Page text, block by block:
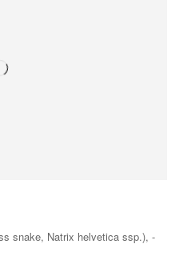
snake, Natrix helvetica ssp.), -